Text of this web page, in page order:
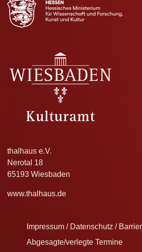
thalhaus e.V.
Nerotal 18
65193 Wiesbaden
www.thalhaus.de
Impressum / Datenschutz /
Abgesagte/verlegte Termine